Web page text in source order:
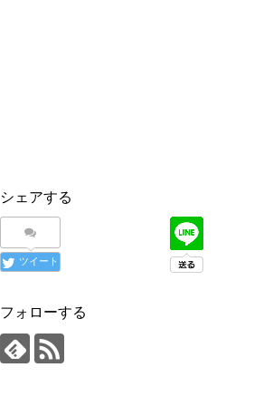
シェアする
ツイート
フォローする